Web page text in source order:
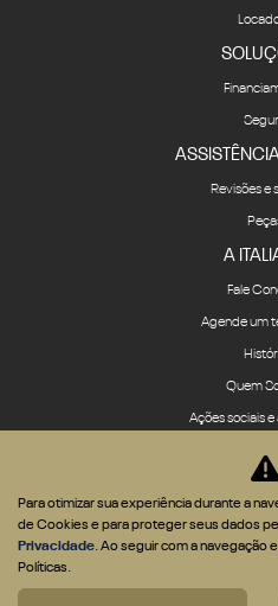
Revisões e
A
Fale
Agende um
Quem
Ações sociais
App
Para otimizar sua experiência durante a
de Cookies e para proteger seus dados
Privacidade. Ao seguir com a navegação
Políticas.